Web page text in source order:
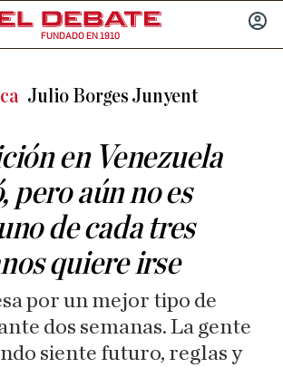
FUNDADO EN 1910
Julio Borges Junyent
en Venezuela
pero aún no es
de cada tres
quiere irse
por un mejor tipo de
dos semanas. La gente
siente futuro, reglas y